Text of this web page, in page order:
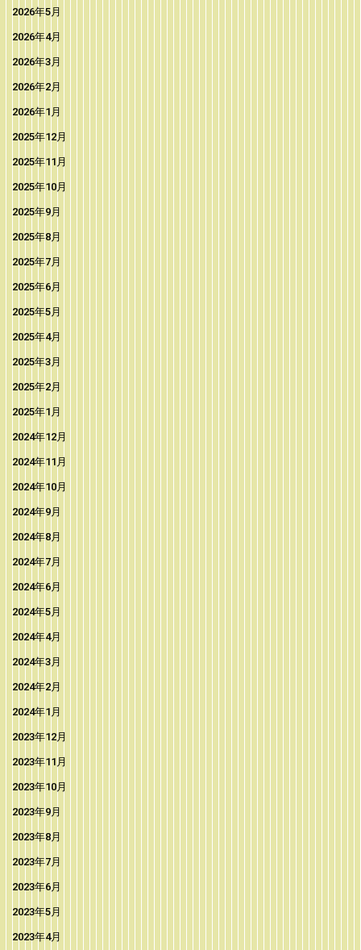
2026年5月
2026年4月
2026年3月
2026年2月
2026年1月
2025年12月
2025年11月
2025年10月
2025年9月
2025年8月
2025年7月
2025年6月
2025年5月
2025年4月
2025年3月
2025年2月
2025年1月
2024年12月
2024年11月
2024年10月
2024年9月
2024年8月
2024年7月
2024年6月
2024年5月
2024年4月
2024年3月
2024年2月
2024年1月
2023年12月
2023年11月
2023年10月
2023年9月
2023年8月
2023年7月
2023年6月
2023年5月
2023年4月